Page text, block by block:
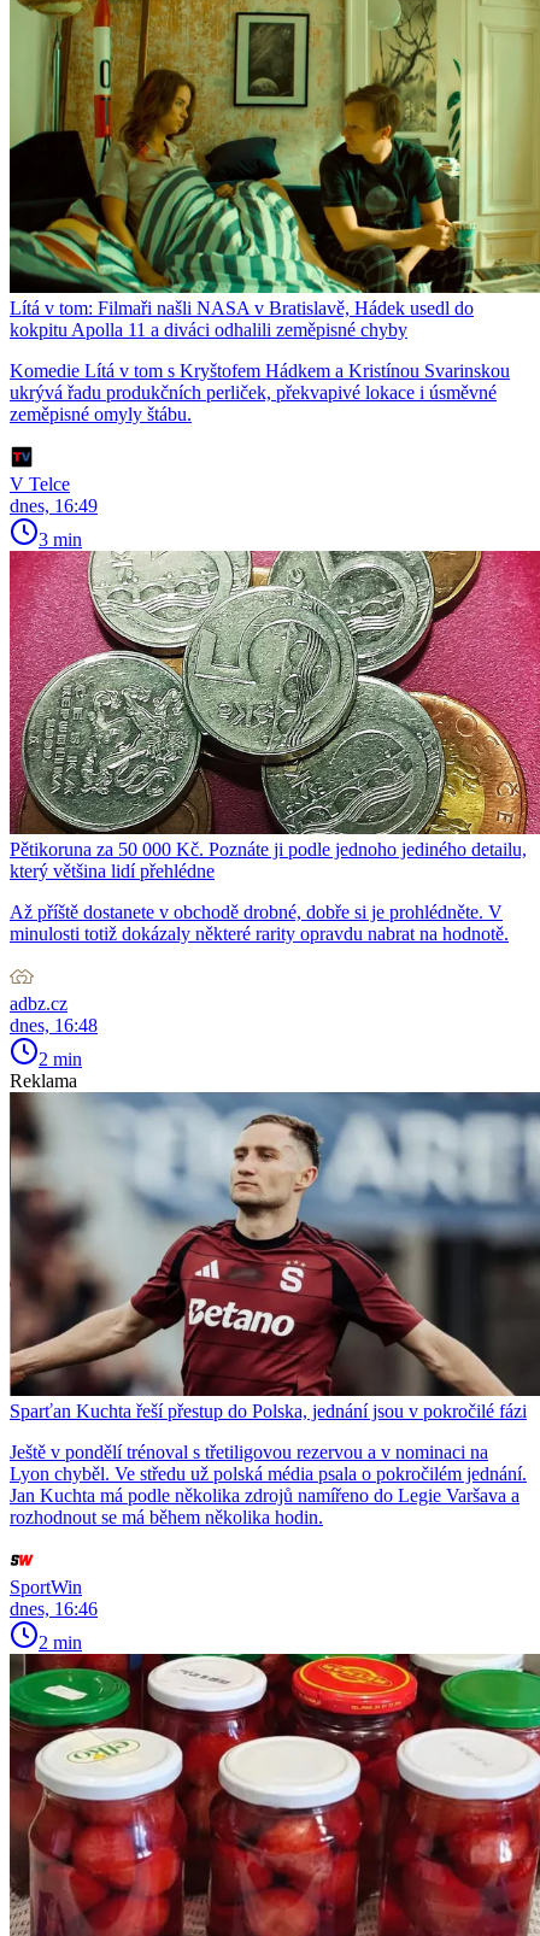
Lítá v tom: Filmaři našli NASA v Bratislavě, Hádek usedl do
kokpitu Apolla 11 a diváci odhalili zeměpisné chyby
Komedie Lítá v tom s Kryštofem Hádkem a Kristínou Svarinskou
ukrývá řadu produkčních perliček, překvapivé lokace i úsměvné
zeměpisné omyly štábu.
V Telce
dnes, 16:49
3 min
Pětikoruna za 50 000 Kč. Poznáte ji podle jednoho jediného detailu,
který většina lidí přehlédne
Až příště dostanete v obchodě drobné, dobře si je prohlédněte. V
minulosti totiž dokázaly některé rarity opravdu nabrat na hodnotě.
adbz.cz
dnes, 16:48
2 min
Reklama
Sparťan Kuchta řeší přestup do Polska, jednání jsou v pokročilé fázi
Ještě v pondělí trénoval s třetiligovou rezervou a v nominaci na
Lyon chyběl. Ve středu už polská média psala o pokročilém jednání.
Jan Kuchta má podle několika zdrojů namířeno do Legie Varšava a
rozhodnout se má během několika hodin.
SportWin
dnes, 16:46
2 min